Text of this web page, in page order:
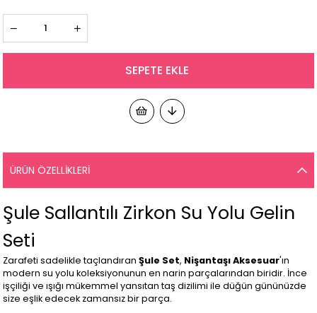
ÜRÜN ÖZELLIKLERI
Şule Sallantılı Zirkon Su Yolu Gelin
Seti
Zarafeti sadelikle taçlandıranŞule Set, Nişantaşı Aksesuar'ın
modern su yolu koleksiyonunun en narin parçalarından biridir. İnce
işçiliği ve ışığı mükemmel yansıtan taş dizilimi ile düğün gününüzde
size eşlik edecek zamansız bir parça.